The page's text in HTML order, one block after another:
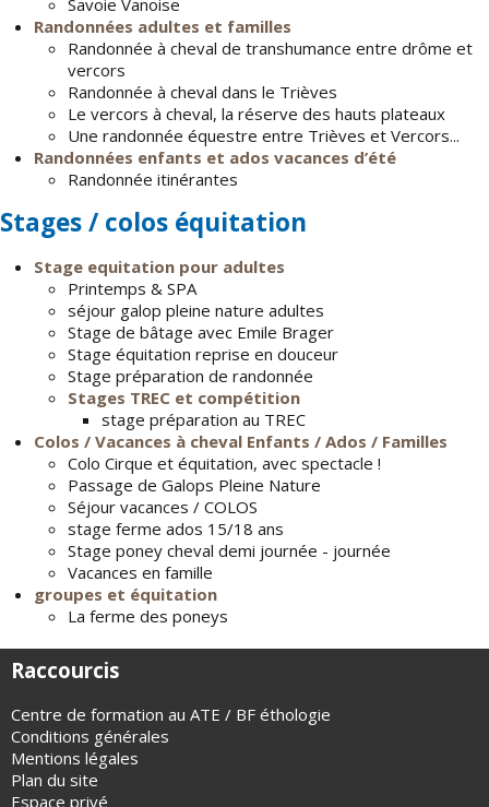
Savoie Vanoise
Randonnées adultes et familles
Randonnée à cheval de transhumance entre drôme et
vercors
Randonnée à cheval dans le Trièves
Le vercors à cheval, la réserve des hauts plateaux
Une randonnée équestre entre Trièves et Vercors...
Randonnées enfants et ados vacances d’été
Randonnée itinérantes
Stages / colos équitation
Stage equitation pour adultes
Printemps & SPA
séjour galop pleine nature adultes
Stage de bâtage avec Emile Brager
Stage équitation reprise en douceur
Stage préparation de randonnée
Stages TREC et compétition
stage préparation au TREC
Colos / Vacances à cheval Enfants / Ados / Familles
Colo Cirque et équitation, avec spectacle !
Passage de Galops Pleine Nature
Séjour vacances / COLOS
stage ferme ados 15/18 ans
Stage poney cheval demi journée - journée
Vacances en famille
groupes et équitation
La ferme des poneys
Raccourcis
Centre de formation au ATE / BF éthologie
Conditions générales
Mentions légales
Plan du site
Espace privé